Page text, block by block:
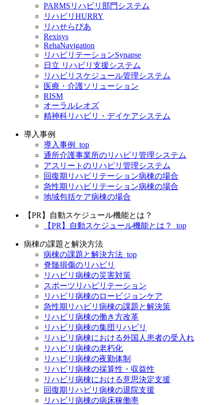
PARMSリハビリ部門システム
リハビリHURRY
リハせらぴあ
Rexisys
RehaNavigation
リハビリテーションSynapse
日立 リハビリ支援システム
リハビリスケジュール管理システム
医療・介護ソリューション
RISM
オーラルレオズ
精神科リハビリ・デイケアシステム
導入事例
導入事例_top
通所介護事業所のリハビリ管理システム
アスリートのリハビリ管理システム
回復期リハビリテーション病棟の場合
急性期リハビリテーション病棟の場合
地域包括ケア病棟の場合
【PR】自動スケジュール機能とは？
【PR】自動スケジュール機能とは？_top
病棟の課題と解決方法
病棟の課題と解決方法_top
脊髄損傷のリハビリ
リハビリ病棟の災害対策
スポーツリハビリテーション
リハビリ病棟のロービジョンケア
急性期リハビリ病棟の課題と解決策
リハビリ病棟の働き方改革
リハビリ病棟の集団リハビリ
リハビリ病棟における外国人患者の受入れ
リハビリ病棟の老朽化
リハビリ病棟の夜勤体制
リハビリ病棟の採算性・収益性
リハビリ病棟における意思決定支援
回復期リハビリ病棟の退院支援
リハビリ病棟の病床稼働率